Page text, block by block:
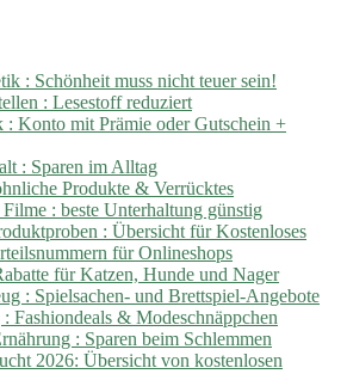
: Schönheit muss nicht teuer sein!
: Lesestoff reduziert
: Konto mit Prämie oder Gutschein +
: Sparen im Alltag
Produkte & Verrücktes
: beste Unterhaltung günstig
: Übersicht für Kostenloses
für Onlineshops
für Katzen, Hunde und Nager
: Spielsachen- und Brettspiel-Angebote
Fashiondeals & Modeschnäppchen
: Sparen beim Schlemmen
2026: Übersicht von kostenlosen